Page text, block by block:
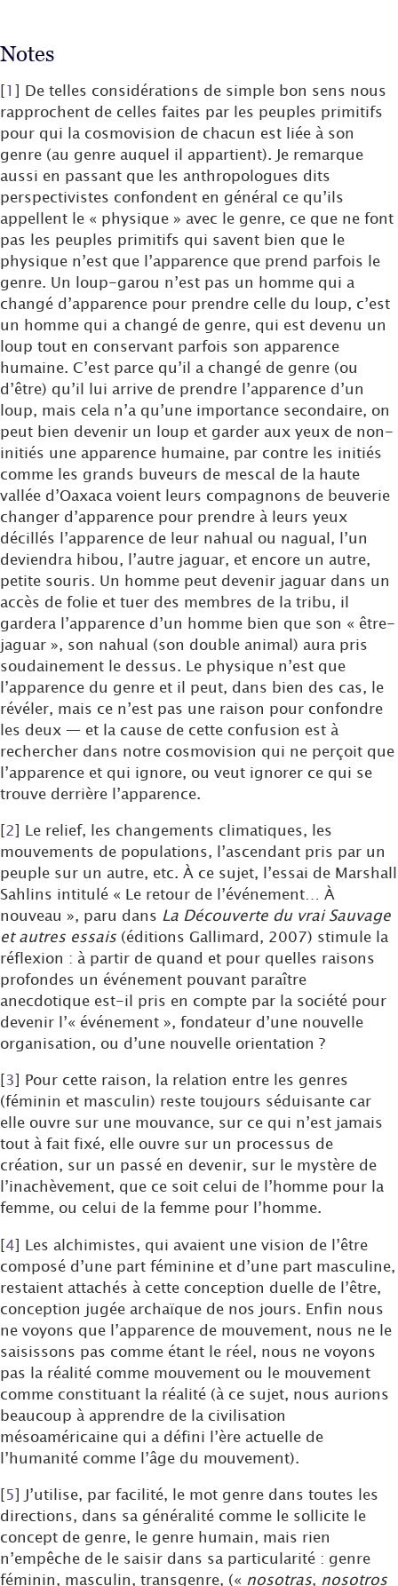
Notes
[1 ] De telles considérations de simple bon sens nous
rapprochent de celles faites par les peuples primitifs
pour qui la cosmovision de chacun est liée à son
genre (au genre auquel il appartient). Je remarque
aussi en passant que les anthropologues dits
perspectivistes confondent en général ce qu’ils
appellent le « physique » avec le genre, ce que ne font
pas les peuples primitifs qui savent bien que le
physique n’est que l’apparence que prend parfois le
genre. Un loup-garou n’est pas un homme qui a
changé d’apparence pour prendre celle du loup, c’est
un homme qui a changé de genre, qui est devenu un
loup tout en conservant parfois son apparence
humaine. C’est parce qu’il a changé de genre (ou
d’être) qu’il lui arrive de prendre l’apparence d’un
loup, mais cela n’a qu’une importance secondaire, on
peut bien devenir un loup et garder aux yeux de non-
initiés une apparence humaine, par contre les initiés
comme les grands buveurs de mescal de la haute
vallée d’Oaxaca voient leurs compagnons de beuverie
changer d’apparence pour prendre à leurs yeux
décillés l’apparence de leur nahual ou nagual, l’un
deviendra hibou, l’autre jaguar, et encore un autre,
petite souris. Un homme peut devenir jaguar dans un
accès de folie et tuer des membres de la tribu, il
gardera l’apparence d’un homme bien que son « être-
jaguar », son nahual (son double animal) aura pris
soudainement le dessus. Le physique n’est que
l’apparence du genre et il peut, dans bien des cas, le
révéler, mais ce n’est pas une raison pour confondre
les deux — et la cause de cette confusion est à
rechercher dans notre cosmovision qui ne perçoit que
l’apparence et qui ignore, ou veut ignorer ce qui se
trouve derrière l’apparence.
[2] Le relief, les changements climatiques, les
mouvements de populations, l’ascendant pris par un
peuple sur un autre, etc. À ce sujet, l’essai de Marshall
Sahlins intitulé « Le retour de l’événement… À
nouveau », paru dans La Découverte du vrai Sauvage
et autres essais (éditions Gallimard, 2007) stimule la
réflexion : à partir de quand et pour quelles raisons
profondes un événement pouvant paraître
anecdotique est-il pris en compte par la société pour
devenir l’« événement », fondateur d’une nouvelle
organisation, ou d’une nouvelle orientation ?
[3] Pour cette raison, la relation entre les genres
(féminin et masculin) reste toujours séduisante car
elle ouvre sur une mouvance, sur ce qui n’est jamais
tout à fait fixé, elle ouvre sur un processus de
création, sur un passé en devenir, sur le mystère de
l’inachèvement, que ce soit celui de l’homme pour la
femme, ou celui de la femme pour l’homme.
[4] Les alchimistes, qui avaient une vision de l’être
composé d’une part féminine et d’une part masculine,
restaient attachés à cette conception duelle de l’être,
conception jugée archaïque de nos jours. Enfin nous
ne voyons que l’apparence de mouvement, nous ne le
saisissons pas comme étant le réel, nous ne voyons
pas la réalité comme mouvement ou le mouvement
comme constituant la réalité (à ce sujet, nous aurions
beaucoup à apprendre de la civilisation
mésoaméricaine qui a défini l’ère actuelle de
l’humanité comme l’âge du mouvement).
[5] J’utilise, par facilité, le mot genre dans toutes les
directions, dans sa généralité comme le sollicite le
concept de genre, le genre humain, mais rien
n’empêche de le saisir dans sa particularité : genre
féminin, masculin, transgenre, (« nosotras, nosotros